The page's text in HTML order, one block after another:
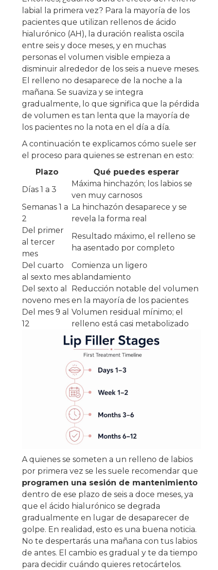
labial la primera vez? Para la mayoría de los
pacientes que utilizan rellenos de ácido
hialurónico (AH), la duración realista oscila
entre seis y doce meses, y en muchas
personas el volumen visible empieza a
disminuir alrededor de los seis a nueve meses.
El relleno no desaparece de la noche a la
mañana. Se suaviza y se integra
gradualmente, lo que significa que la pérdida
de volumen es tan lenta que la mayoría de
los pacientes no la nota en el día a día.
A continuación te explicamos cómo suele ser
el proceso para quienes se estrenan en esto:
Plazo
Qué puedes esperar
Días 1 a 3
Máxima hinchazón; los labios se
ven muy carnosos
Semanas 1 a
2
La hinchazón desaparece y se
revela la forma real
Del primer
al tercer
mes
Resultado máximo, el relleno se
ha asentado por completo
Del cuarto
al sexto mes
Comienza un ligero
ablandamiento
Del sexto al
noveno mes
Reducción notable del volumen
en la mayoría de los pacientes
Del mes 9 al
12
Volumen residual mínimo; el
relleno está casi metabolizado
A quienes se someten a un relleno de labios
por primera vez se les suele recomendar que
programen una sesión de mantenimiento
dentro de ese plazo de seis a doce meses, ya
que el ácido hialurónico se degrada
gradualmente en lugar de desaparecer de
golpe. En realidad, esto es una buena noticia.
No te despertarás una mañana con tus labios
de antes. El cambio es gradual y te da tiempo
para decidir cuándo quieres retocártelos.